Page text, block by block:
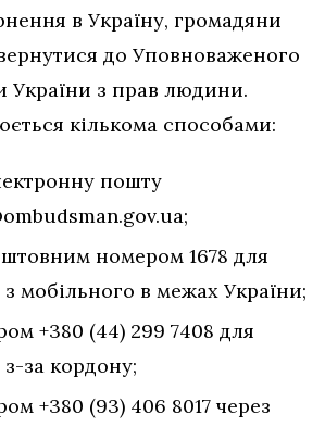
в Україну, громадяни
до Уповноваженого
України з прав людини.
кількома способами:
пошту
;
номером 1678 для
з мобільного в межах України;
+380 (44) 299 7408 для
з-за кордону;
+380 (93) 406 8017 через